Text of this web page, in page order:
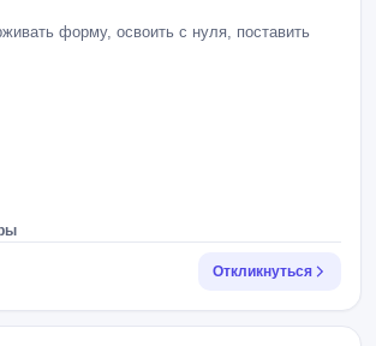
форму, освоить с нуля, поставить
Откликнуться